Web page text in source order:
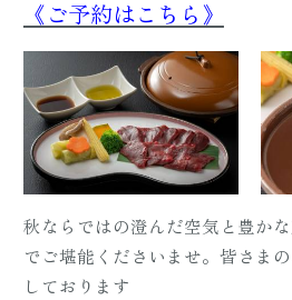
《ご予約はこちら》
秋ならではの澄んだ空気と豊か
でご堪能くださいませ。皆さま
しております